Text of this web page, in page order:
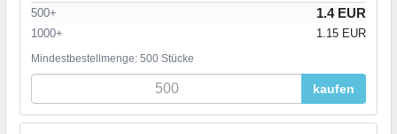
500+ 1.4 EUR
1000+ 1.15 EUR
Mindestbestellmenge: 500 Stücke
kaufen